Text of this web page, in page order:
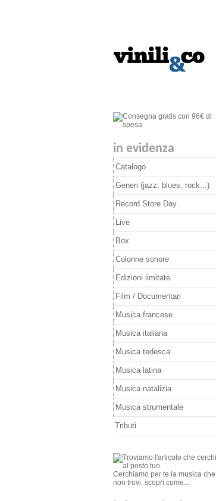
in evidenza
Catalogo
Generi (jazz, blues, rock...)
Record Store Day
Live
Box
Colonne sonore
Edizioni limitate
Film / Documentari
Musica francese
Musica italiana
Musica tedesca
Musica latina
Musica natalizia
Musica strumentale
Tributi
Cerchiamo per te la musica che
non trovi, scopri come...